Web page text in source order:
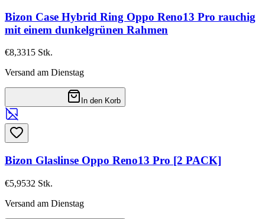
Bizon Case Hybrid Ring Oppo Reno13 Pro rauchig
mit einem dunkelgrünen Rahmen
€8,3315 Stk.
Versand am Dienstag
In den Korb
Bizon Glaslinse Oppo Reno13 Pro [2 PACK]
€5,9532 Stk.
Versand am Dienstag